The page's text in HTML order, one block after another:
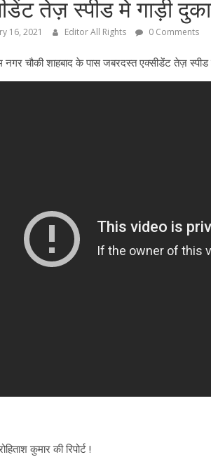
तेज़ स्पीड मे गाड़ी
16, 2021 Editor All Rights 0 Comments
नगर चौकी शाहबाद के पास जबरदस्त एक्सीडेंट तेज़
कुमार की रिपोर्ट !